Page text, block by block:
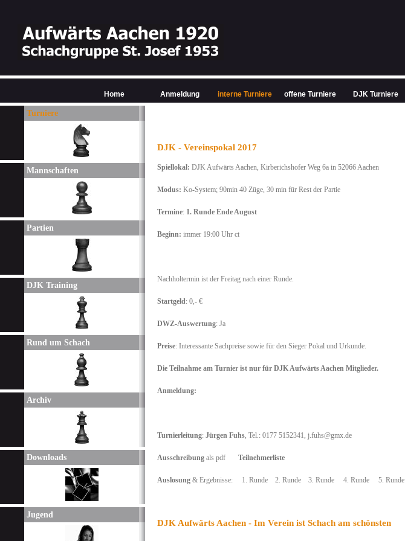
Turniere
Mannschaften
Partien
DJK Training
Rund um Schach
Archiv
Downloads
Jugend
DJK - Vereinspokal 2017
Spiellokal: DJK Aufwärts Aachen, Kirberichshofer Weg 6a in 52066 Aachen
Modus: Ko-System; 90min 40 Züge, 30 min für Rest der Partie
Termine: 1. Runde Ende August
Beginn: immer 19:00 Uhr ct
Nachholtermin ist der Freitag nach einer Runde.
Startgeld: 0,- €
DWZ-Auswertung: Ja
Preise: Interessante Sachpreise sowie für den Sieger Pokal und Urkunde.
Die Teilnahme am Turnier ist nur für DJK Aufwärts Aachen Mitglieder.
Anmeldung:
Turnierleitung: Jürgen Fuhs, Tel.: 0177 5152341, j.fuhs@gmx.de
Ausschreibung als pdf Teilnehmerliste
Auslosung & Ergebnisse: 1. Runde 2. Runde 3. Runde 4. Runde 5. Runde
DJK Aufwärts Aachen - Im Verein ist Schach am schönsten
Home Anmeldung interne Turniere offene Turniere DJK Turniere